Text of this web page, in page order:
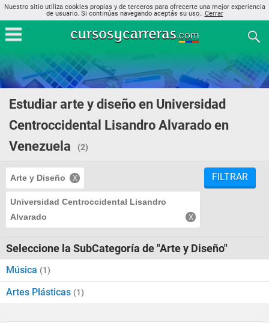
Nuestro sitio utiliza cookies propias y de terceros para ofrecerte una mejor experiencia
de usuario. Si continúas navegando aceptás su uso.. Cerrar
Estudiar arte y diseño en Universidad
Centroccidental Lisandro Alvarado en
Venezuela
(2)
Arte y Diseño
Universidad Centroccidental Lisandro
Alvarado
FILTRAR
Seleccione la SubCategoría de "Arte y Diseño"
Música (1)
Artes Plásticas (1)